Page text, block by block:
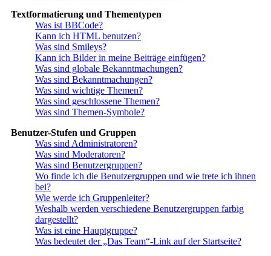
Textformatierung und Thementypen
Was ist BBCode?
Kann ich HTML benutzen?
Was sind Smileys?
Kann ich Bilder in meine Beiträge einfügen?
Was sind globale Bekanntmachungen?
Was sind Bekanntmachungen?
Was sind wichtige Themen?
Was sind geschlossene Themen?
Was sind Themen-Symbole?
Benutzer-Stufen und Gruppen
Was sind Administratoren?
Was sind Moderatoren?
Was sind Benutzergruppen?
Wo finde ich die Benutzergruppen und wie trete ich ihnen
bei?
Wie werde ich Gruppenleiter?
Weshalb werden verschiedene Benutzergruppen farbig
dargestellt?
Was ist eine Hauptgruppe?
Was bedeutet der „Das Team“-Link auf der Startseite?